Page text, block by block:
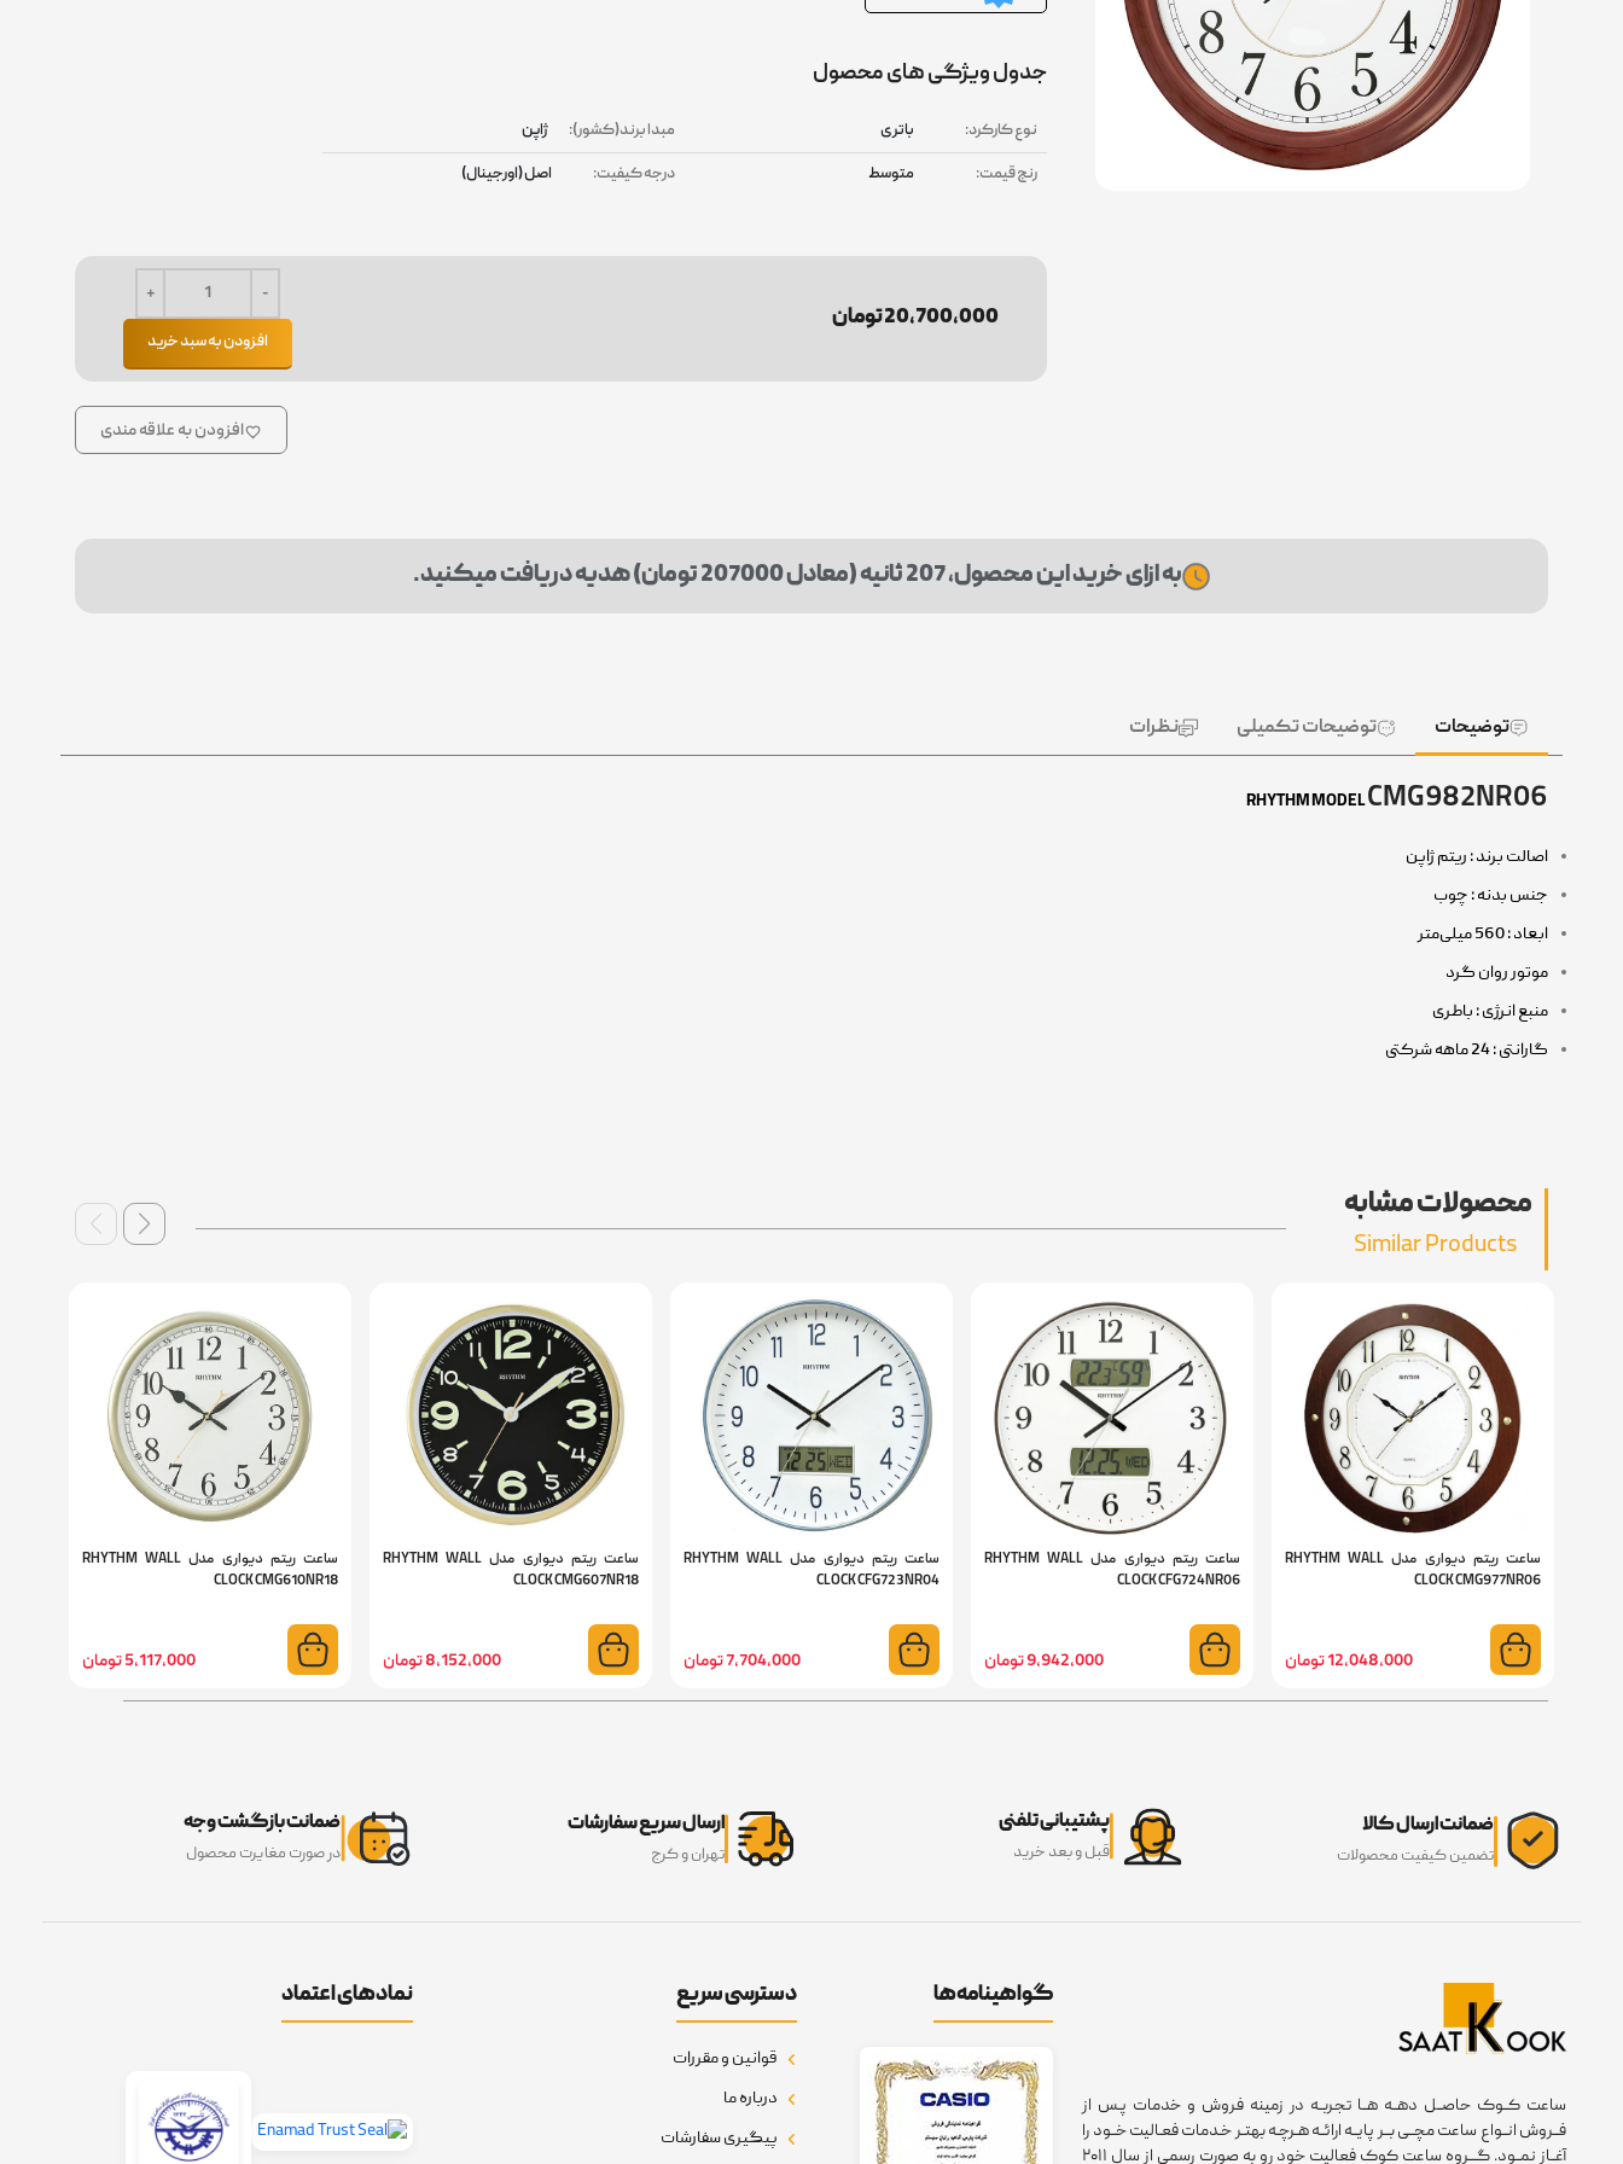
جدول ویژگی های محصول
نوع کارکرد: باتری مبدا برند(کشور):
ژاپن
رنج قیمت:
متوسط درجه کیفیت: اصل (اورجینال)
20,700,000 تومان
افزودن به سبد خرید
افزودن به علاقه مندی
به ازای خرید این محصول، 207 ثانیه (معادل 207000 تومان) هدیه دریافت میکنید.
توضیحات توضیحات تکمیلی نظرات
RHYTHM MODELCMG982NR06
اصالت برند : ریتم ژاپن
جنس بدنه : چوب
ابعاد : 560 میلی‌متر
موتور روان گرد
منبع انرژی : باطری
گارانتی : 24 ماهه شرکتی
محصولات مشابه
Similar Products
ساعت ریتم دیواری مدل RHYTHM WALL
CLOCK CMG977NR06
12,048,000 تومان
ساعت ریتم دیواری مدل RHYTHM WALL
CLOCK CFG724NR06
9,942,000 تومان
ساعت ریتم دیواری مدل RHYTHM WALL
CLOCK CFG723NR04
7,704,000 تومان
ساعت ریتم دیواری مدل RHYTHM WALL
CLOCK CMG607NR18
8,152,000 تومان
ساعت ریتم دیواری مدل RHYTHM WALL
CLOCK CMG610NR18
5,117,000 تومان
ضمانت ارسال کالا
تضمین کیفیت محصولات
پشتیبانی تلفنی
قبل و بعد خرید
ارسال سریع سفارشات
تهران و کرج
ضمانت بازگشت وجه
در صورت مغایرت محصول
ساعت کــوک حاصــل دهــه هــا تجربــه در زمینه فروش و خدمات پـس از
فــروش انــواع ساعت مچــی بــر پایــه ارائــه هـرچـه بهتـر خـدمات فعـالیت خــود را
آغــاز نمــود. گـــروه ساعت کوک فعالیت خود رو به صورت رسمی از سال ۲۰۱۱
گواهینامه‌ها دسترسی سریع
قوانین و مقررات
درباره ما
پیگیری سفارشات
نمادهای اعتماد